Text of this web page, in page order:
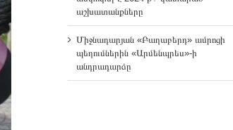
աշխատանքները
Միջնադարյան «Բաղաբերդ» ամրոցի
պեղումներին «Արմենպրես»-ի
անդրադարձը